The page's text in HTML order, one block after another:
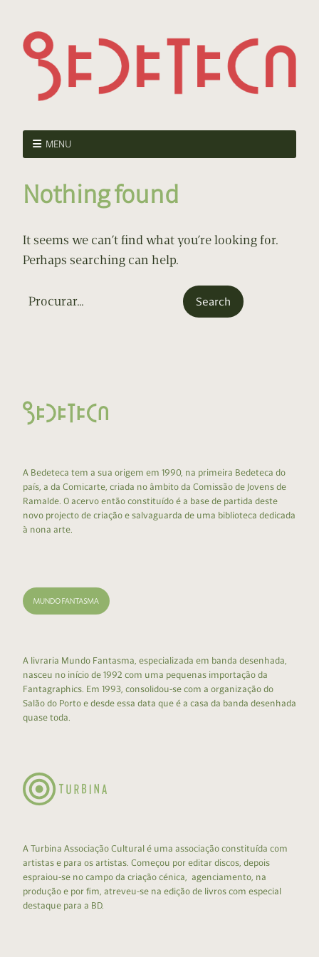
MENU
Nothing found
It seems we can’t find what you’re looking for.
Perhaps searching can help.
A Bedeteca tem a sua origem em 1990, na primeira Bedeteca do
país, a da Comicarte, criada no âmbito da Comissão de Jovens de
Ramalde. O acervo então constituído é a base de partida deste
novo projecto de criação e salvaguarda de uma biblioteca dedicada
à nona arte.
A livraria Mundo Fantasma, especializada em banda desenhada,
nasceu no início de 1992 com uma pequenas importação da
Fantagraphics. Em 1993, consolidou-se com a organização do
Salão do Porto e desde essa data que é a casa da banda desenhada
quase toda.
A Turbina Associação Cultural é uma associação constituída com
artistas e para os artistas. Começou por editar discos, depois
espraiou-se no campo da criação cénica, agenciamento, na
produção e por fim, atreveu-se na edição de livros com especial
destaque para a BD.